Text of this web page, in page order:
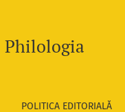
lingvoculturi
Philologia
POLITICA EDITORIALĂ